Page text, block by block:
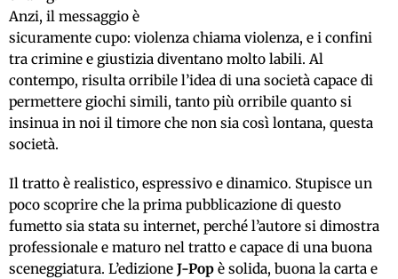
Anzi, il messaggio è
sicuramente cupo: violenza chiama violenza, e i confini
tra crimine e giustizia diventano molto labili. Al
contempo, risulta orribile l’idea di una società capace di
permettere giochi simili, tanto più orribile quanto si
insinua in noi il timore che non sia così lontana, questa
società.
Il tratto è realistico, espressivo e dinamico. Stupisce un
poco scoprire che la prima pubblicazione di questo
fumetto sia stata su internet, perché l’autore si dimostra
professionale e maturo nel tratto e capace di una buona
sceneggiatura. L’edizione J-Pop è solida, buona la carta e